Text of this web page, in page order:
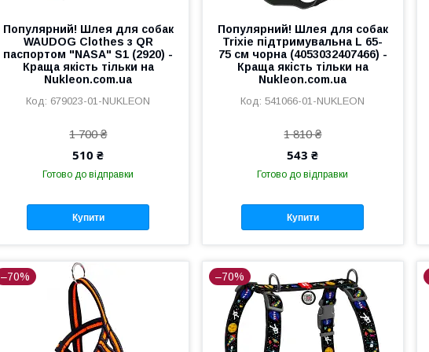
Популярний! Шлея для собак
WAUDOG Clothes з QR
паспортом "NASA" S1 (2920) -
Краща якість тільки на
Nukleon.com.ua
679023-01-NUKLEON
1 700 ₴
510 ₴
Готово до відправки
Купити
Популярний! Шлея для собак
Trixie підтримувальна L 65-
75 см чорна (4053032407466) -
Краща якість тільки на
Nukleon.com.ua
541066-01-NUKLEON
1 810 ₴
543 ₴
Готово до відправки
Купити
–70% –70%